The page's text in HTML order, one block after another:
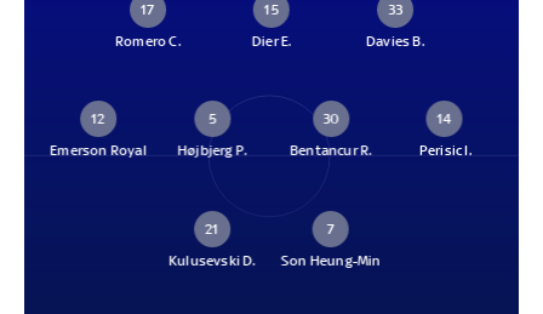
17
Romero C.
15
Dier E.
33
Davies B.
12
Emerson Royal
5
Højbjerg P.
30
Bentancur R.
14
Perisic I.
7
Son Heung-Min
21
Kulusevski D.